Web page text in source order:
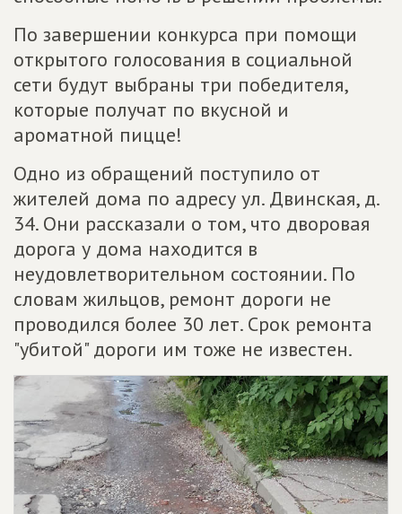
По завершении конкурса при помощи
открытого голосования в социальной
сети будут выбраны три победителя,
которые получат по вкусной и
ароматной пицце!
Одно из обращений поступило от
жителей дома по адресу ул. Двинская, д.
34. Они рассказали о том, что дворовая
дорога у дома находится в
неудовлетворительном состоянии. По
словам жильцов, ремонт дороги не
проводился более 30 лет. Срок ремонта
"убитой" дороги им тоже не известен.